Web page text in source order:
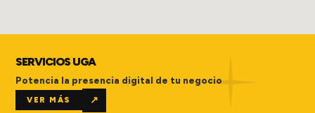
SERVICIOS UGA
Potencia la presencia digital de tu negocio
VER MÁS ↗